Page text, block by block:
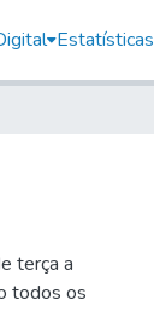
Estatísticas
terça a
todos os